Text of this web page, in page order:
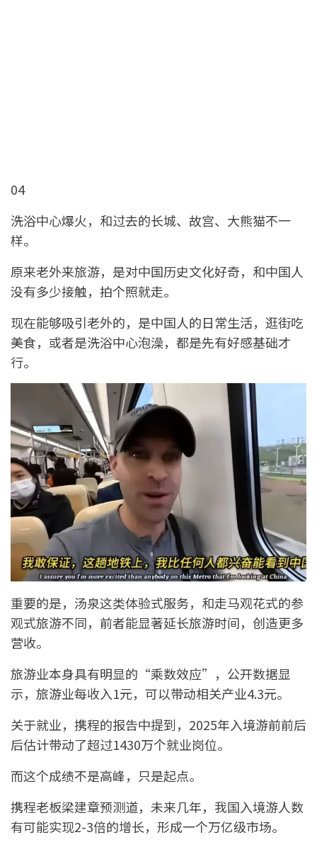
04
洗浴中心爆火，和过去的长城、故宫、大熊猫不一
样。
原来老外来旅游，是对中国历史文化好奇，和中国人
没有多少接触，拍个照就走。
现在能够吸引老外的，是中国人的日常生活，逛街吃
美食，或者是洗浴中心泡澡，都是先有好感基础才
行。
重要的是，汤泉这类体验式服务，和走马观花式的参
观式旅游不同，前者能显著延长旅游时间，创造更多
营收。
旅游业本身具有明显的“乘数效应”，公开数据显
示，旅游业每收入1元，可以带动相关产业4.3元。
关于就业，携程的报告中提到，2025年入境游前前后
后估计带动了超过1430万个就业岗位。
而这个成绩不是高峰，只是起点。
携程老板梁建章预测道，未来几年，我国入境游人数
有可能实现2-3倍的增长，形成一个万亿级市场。